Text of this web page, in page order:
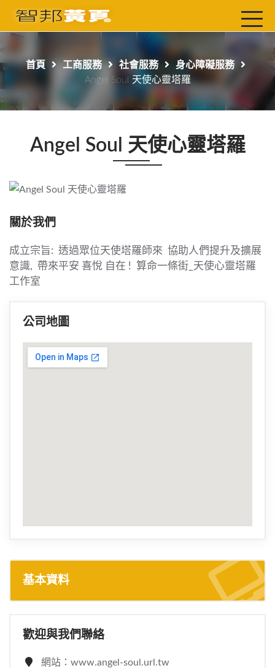
首頁
工商服務
免費刊登
首頁 工商服務 社會服務
身心障礙服務
Angel Soul 天使心靈塔羅
Angel Soul 天使心靈塔羅
關於我們
成立宗旨: 透過眾位天使塔羅師來 協助人們提升及擴展
意識, 帶來平安 喜悅 自在 ! 算命一條街 天使心靈塔羅
工作室
公司地圖
基本資料
歡迎與我們聯絡
網站：www.angel-soul.url.tw